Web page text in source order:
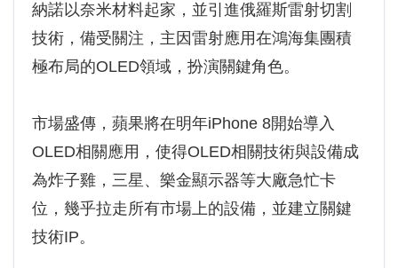
納諾以奈米材料起家，並引進俄羅斯雷射切割
技術，備受關注，主因雷射應用在鴻海集團積
極布局的OLED領域，扮演關鍵角色。
市場盛傳，蘋果將在明年iPhone 8開始導入
OLED相關應用，使得OLED相關技術與設備成
為炸子雞，三星、樂金顯示器等大廠急忙卡
位，幾乎拉走所有市場上的設備，並建立關鍵
技術IP。